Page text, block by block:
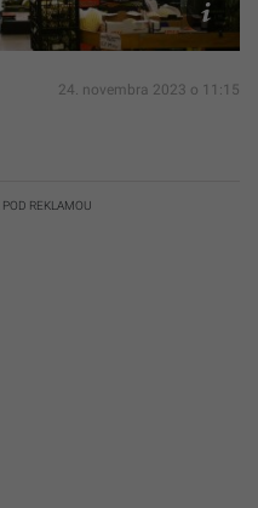
Canva
24. novembra 2023 o 11:15
REKLAMOU